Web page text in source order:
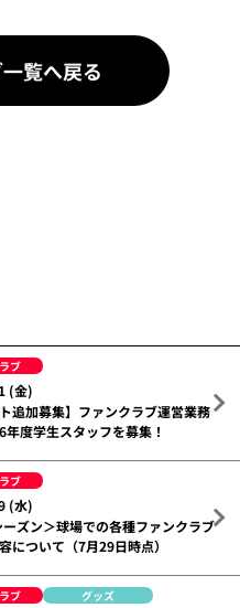
覧へ戻る
ブ
(金)
ト追加募集】ファンクラブ運営業務
年度学生スタッフを募集！
ブ
(水)
ズン＞球場での各種ファンクラブ
について（7月29日時点）
ブ グッズ